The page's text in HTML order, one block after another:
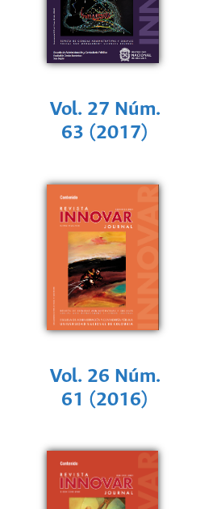
Vol. 27 Núm.
63 (2017)
Vol. 26 Núm.
61 (2016)